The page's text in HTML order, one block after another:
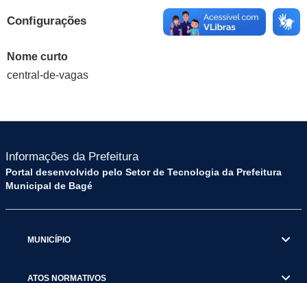
Configurações
Nome curto
central-de-vagas
Informações da Prefeitura
Portal desenvolvido pelo Setor de Tecnologia da Prefeitura
Municipal de Bagé
MUNICÍPIO
ATOS NORMATIVOS